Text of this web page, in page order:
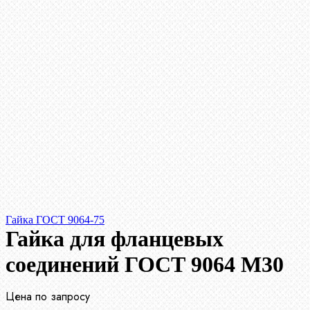
Гайка ГОСТ 9064-75
Гайка для фланцевых
соединений ГОСТ 9064 М30
Цена по запросу